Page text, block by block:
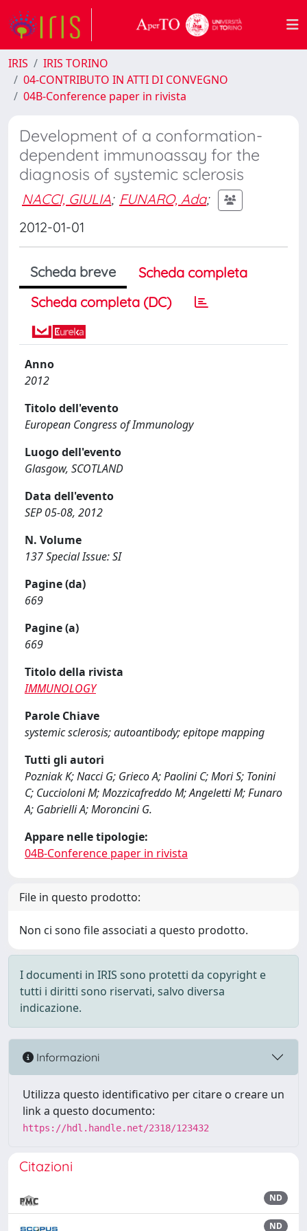
IRIS
IRIS TORINO
04-CONTRIBUTO IN ATTI DI CONVEGNO
04B-Conference paper in rivista
Development of a conformation-
dependent immunoassay for the
diagnosis of systemic sclerosis
NACCI, GIULIA; FUNARO, Ada;
2012-01-01
Scheda breve
Scheda completa
Scheda completa (DC)
Anno
2012
Titolo dell'evento
European Congress of Immunology
Luogo dell'evento
Glasgow, SCOTLAND
Data dell'evento
SEP 05-08, 2012
N. Volume
137 Special Issue: SI
Pagine (da)
669
Pagine (a)
669
Titolo della rivista
IMMUNOLOGY
Parole Chiave
systemic sclerosis; autoantibody; epitope mapping
Tutti gli autori
Pozniak K; Nacci G; Grieco A; Paolini C; Mori S; Tonini
C; Cuccioloni M; Mozzicafreddo M; Angeletti M; Funaro
A; Gabrielli A; Moroncini G.
Appare nelle tipologie:
04B-Conference paper in rivista
File in questo prodotto:
Non ci sono file associati a questo prodotto.
I documenti in IRIS sono protetti da copyright e
tutti i diritti sono riservati, salvo diversa
indicazione.
Informazioni
Utilizza questo identificativo per citare o creare un
link a questo documento:
https://hdl.handle.net/2318/123432
Citazioni
ND
ND